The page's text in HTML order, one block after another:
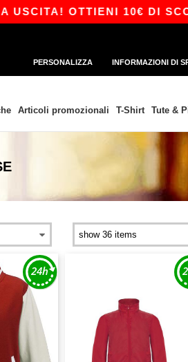
OTTIENI 10€ DI
PERSONALIZZA INFORMAZIONI DI
Articoli promozionali T-Shirt Tute &